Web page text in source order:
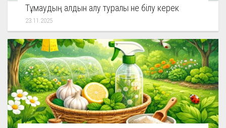
Тұмаудың алдын алу туралы не білу керек
23.11.2025